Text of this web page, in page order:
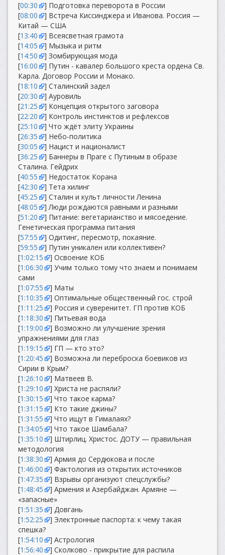
[00:30
] Подготовка переворота в России
[08:00
] Встреча Киссинджера и Иванова. Россия —
Китай — США
[13:40
] Всеясветная грамота
[14:05
] Мызыка и ритм
[14:50
] Зомбирующая мода
[16:00
] Путин - кавалер большого креста ордена Св.
Карла. Договор России и Монако.
[18:10
] Сталинский задел
[20:30
] Ауровиль
[21:25
] Концепция открытого заговора
[22:20
] Контроль инстинктов и рефлексов
[25:10
] Что ждёт элиту Украины
[26:35
] Небо-политика
[30:05
] Нацист и националист
[36:25
] Баннеры в Праге с Путиным в образе
Сталина. Гейдрих
[40:55
] Недостаток Корана
[42:30
] Тета хилинг
[45:25
] Сталин и культ личности Ленина
[48:05
] Люди рождаются равными и разными
[51:20
] Питание: вегетарианство и мясоедение.
Генетическая программа питания
[57:55
] Одитинг, пересмотр, покаяние.
[59:55
] Путин уникален или коллективен?
[1:02:15
] Освоение КОБ
[1:06:30
] Учим только тому что знаем и понимаем
сами
[1:07:55
] Маты
[1:10:35
] Оптимальные общественный гос. строй
[1:11:25
] Россия и суверенитет. ГП против КОБ
[1:18:30
] Питьевая вода
[1:19:00
] Возможно ли улучшение зрения
упражнениями для глаз
[1:19:15
] ГП — кто это?
[1:20:45
] Возможна ли переброска боевиков из
Сирии в Крым?
[1:26:10
] Матвеев В.
[1:29:10
] Христа не распяли?
[1:30:15
] Что такое карма?
[1:31:15
] Кто такие джины?
[1:31:55
] Что ищут в Гималаях?
[1:34:05
] Что такое Шамбала?
[1:35:10
] Штирлиц. Христос. ДОТУ — правильная
методология
[1:38:30
] Армия до Сердюкова и после
[1:46:00
] Фактология из открытих источников
[1:47:35
] Взрывы организуют спецслужбы?
[1:48:45
] Армения и Азербайджан. Армяне —
«запасные»
[1:51:35
] Довгань
[1:52:25
] Электронные паспорта: к чему такая
спешка?
[1:54:10
] Астрология
[1:56:40 ] Сколково - прикрытие для распила